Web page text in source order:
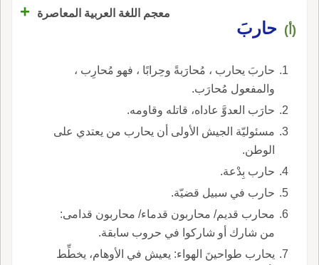
معجم اللغة العربية المعاصرة +
(أ) حاربَ
حاربَ يحارب ، مُحارَبةً وحِرابًا ، فهو مُحارِب ،
والمفعول مُحارَب.
حارَب العدوَّ عاداه، قاتله وقاومه.
مسئوليّة الجيش الأولى أن يحارب من يعتدي على
الوطن.
حارب بِدْعة.
حارب في سبيل قضيّة.
محارب قديم/ محاربون قدماء/ محاربون قدامى:
من شارك أو شاركوا في حروب سابقة.
يحارب طواحينَ الهواء: يعيش في الأوهام، يخطِّط